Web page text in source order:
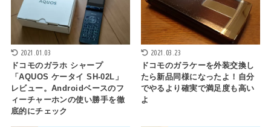
2021.01.03
ドコモのガラホ シャープ
「AQUOS ケータイ SH-02L」
レビュー。Androidベースのフ
ィーチャーホンの使い勝手を徹
底的にチェック
2021.03.23
ドコモのガラケーを外装交換し
たら新品同様になったよ！自分
でやるより確実で満足度も高い
よ